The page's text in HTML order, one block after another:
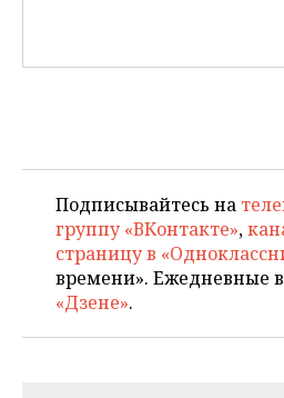
Подписывайтесь на
группу «ВКонтакте»,
страницу в
времени». Ежедневные
«Дзене».